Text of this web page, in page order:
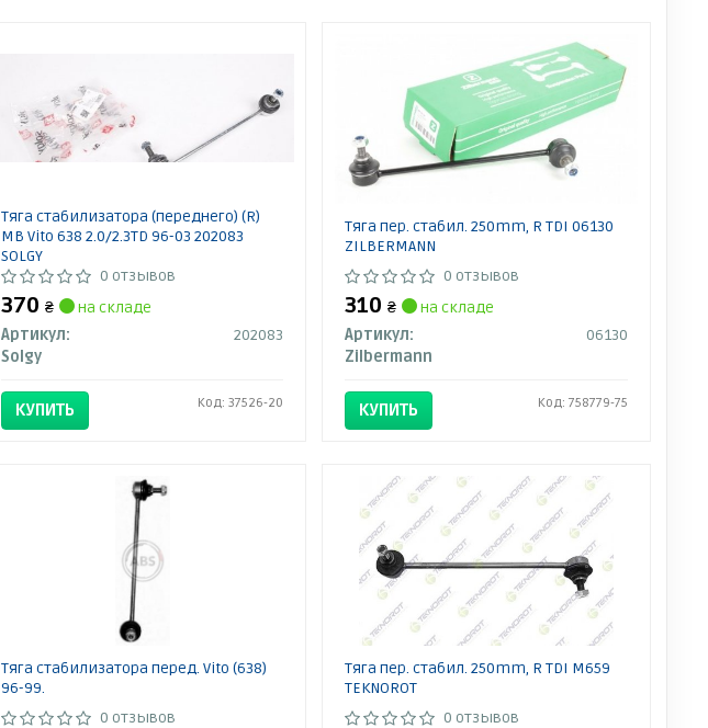
Тяга стабилизатора (переднего) (R)
MB Vito 638 2.0/2.3TD 96-03 202083
SOLGY
0 отзывов
370 ₴
на складе
Артикул:
202083
Solgy
КУПИТЬ Код: 37526-20
Тяга пер. стабил. 250mm, R TDI 06130
ZILBERMANN
0 отзывов
310₴
на складе
Артикул:
06130
Zilbermann
КУПИТЬ Код: 758779-75
Тяга стабилизатора перед. Vito (638)
96-99.
0 отзывов
Тяга пер. стабил. 250mm, R TDI M659
TEKNOROT
0 отзывов